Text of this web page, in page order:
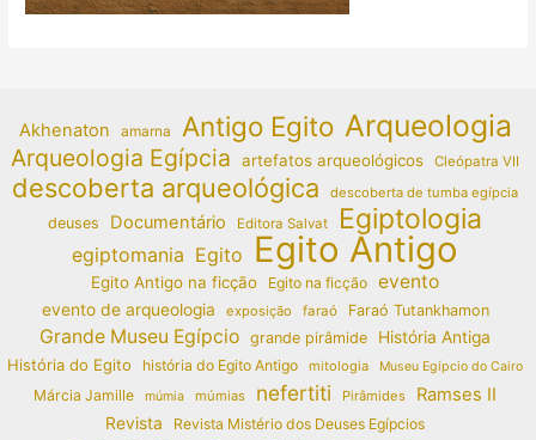
Akhenaton amarna Antigo Egito Arqueologia
Arqueologia Egípcia artefatos arqueológicos Cleópatra VII
descoberta arqueológica descoberta de tumba egípcia
deuses Documentário Editora Salvat Egiptologia
egiptomania Egito Egito Antigo
Egito Antigo na ficção Egito na ficção evento
evento de arqueologia exposição faraó Faraó Tutankhamon
Grande Museu Egípcio grande pirâmide
História Antiga
História do Egito
história do Egito Antigo mitologia Museu Egípcio do Cairo
Márcia Jamille múmia múmias nefertiti Pirâmides Ramses II
Revista
Revista Mistério dos Deuses Egípcios